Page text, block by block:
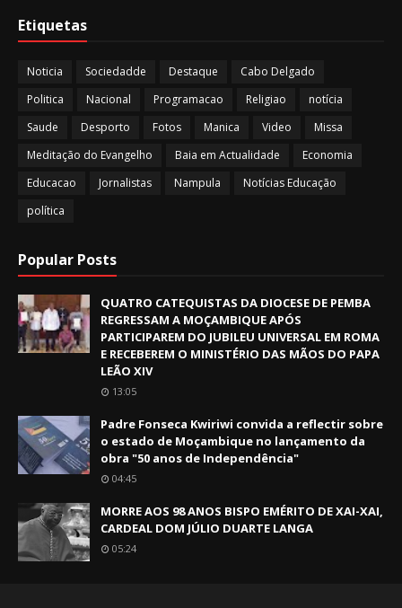
Etiquetas
Noticia Sociedadde Destaque
Cabo Delgado
Politica
Nacional Programacao Religiao
notícia
Saude
Desporto Fotos Manica Video
Missa
Meditação do Evangelho
Baia em Actualidade
Economia
Educacao
Jornalistas Nampula
Notícias Educação
política
Popular Posts
QUATRO CATEQUISTAS DA DIOCESE DE PEMBA
REGRESSAM A MOÇAMBIQUE APÓS
PARTICIPAREM DO JUBILEU UNIVERSAL EM ROMA
E RECEBEREM O MINISTÉRIO DAS MÃOS DO PAPA
LEÃO XIV
13:05
Padre Fonseca Kwiriwi convida a reflectir sobre
o estado de Moçambique no lançamento da
obra "50 anos de Independência"
04:45
MORRE AOS 98 ANOS BISPO EMÉRITO DE XAI-XAI,
CARDEAL DOM JÚLIO DUARTE LANGA
05:24